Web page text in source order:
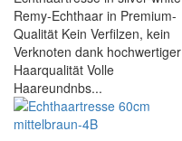
Remy-Echthaar in Premium-
Qualität Kein Verfilzen, kein
Verknoten dank hochwertiger
Haarqualität Volle
Haareundnbs...